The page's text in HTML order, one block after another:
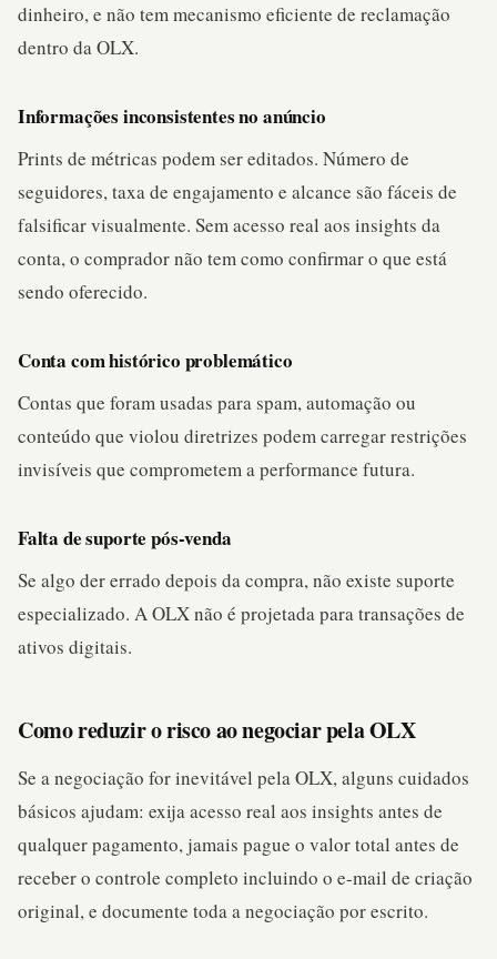
dinheiro, e não tem mecanismo eficiente de reclamação
dentro da OLX.
Informações inconsistentes no anúncio
Prints de métricas podem ser editados. Número de
seguidores, taxa de engajamento e alcance são fáceis de
falsificar visualmente. Sem acesso real aos insights da
conta, o comprador não tem como confirmar o que está
sendo oferecido.
Conta com histórico problemático
Contas que foram usadas para spam, automação ou
conteúdo que violou diretrizes podem carregar restrições
invisíveis que comprometem a performance futura.
Falta de suporte pós-venda
Se algo der errado depois da compra, não existe suporte
especializado. A OLX não é projetada para transações de
ativos digitais.
Como reduzir o risco ao negociar pela OLX
Se a negociação for inevitável pela OLX, alguns cuidados
básicos ajudam: exija acesso real aos insights antes de
qualquer pagamento, jamais pague o valor total antes de
receber o controle completo incluindo o e-mail de criação
original, e documente toda a negociação por escrito.